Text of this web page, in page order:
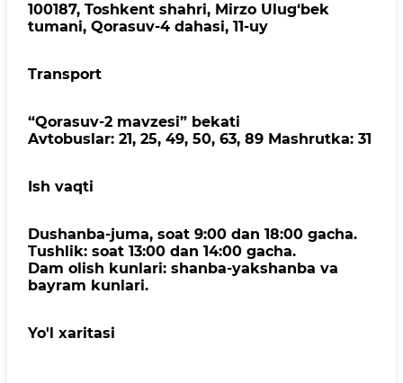
100187, Toshkent shahri, Mirzo Ulug‘bek
tumani, Qorasuv-4 dahasi, 11-uy
Transport
“Qorasuv-2 mavzesi” bekati
Avtobuslar: 21, 25, 49, 50, 63, 89 Маshrutka: 31
Ish vaqti
Dushanba-juma, soat 9:00 dan 18:00 gacha.
Tushlik: soat 13:00 dan 14:00 gacha.
Dam olish kunlari: shanba-yakshanba va
bayram kunlari.
Yo'l xaritasi